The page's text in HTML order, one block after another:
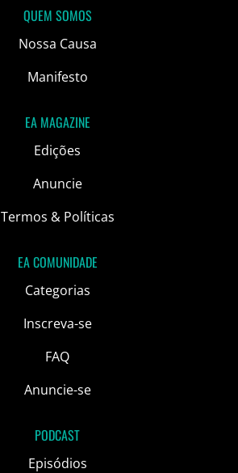
QUEM SOMOS
Nossa Causa
Manifesto
EA MAGAZINE
Edições
Anuncie
Termos & Políticas
EA COMUNIDADE
Categorias
Inscreva-se
FAQ
Anuncie-se
PODCAST
Episódios